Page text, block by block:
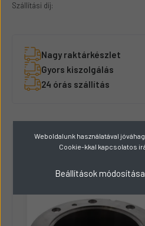
Szállítási díj:
Nagy raktárkészlet
Gyors kiszolgálás
24 órás szállítás
Hasonló termékek 8
Weboldalunk használatával
Cookie-kkal kapcsolatos
Beállítások módosítása